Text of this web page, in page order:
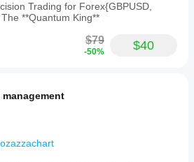
Trading for Forex{GBPUSD,
**Quantum King**
$79
-50% $40
management